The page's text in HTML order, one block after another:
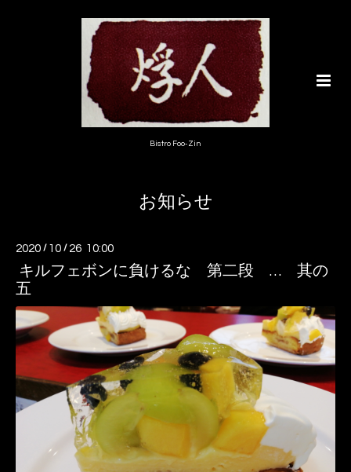
Bistro Foo-Zin
お知らせ
2020 / 10 / 26 10:00
キルフェボンに負けるな 第二段 … 其の
五